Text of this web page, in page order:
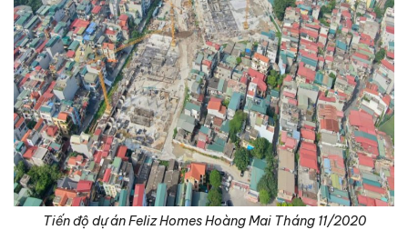
Tiến độ dự án Feliz Homes Hoàng Mai Tháng 11/2020